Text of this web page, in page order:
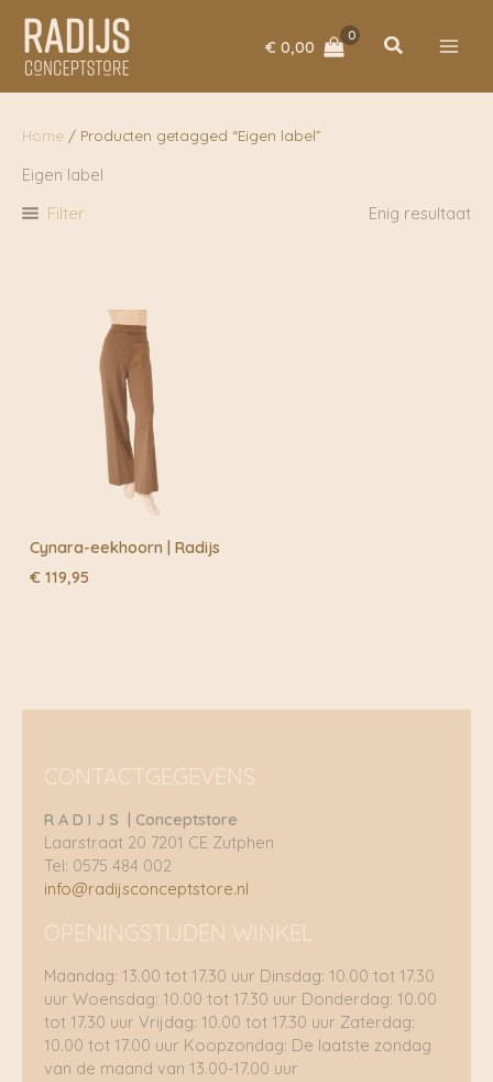
naar
inhoud
€ 0,00 Zoeken
Home / Producten getagged “Eigen label”
Eigen label
Filter Enig resultaat
Cynara-eekhoorn | Radijs
€ 119,95
CONTACTGEGEVENS
R A D I J S | Conceptstore
Laarstraat 20 7201 CE Zutphen
Tel: 0575 484 002
info@radijsconceptstore.nl
OPENINGSTIJDEN WINKEL
Maandag: 13.00 tot 17.30 uur Dinsdag: 10.00 tot 17.30
uur Woensdag: 10.00 tot 17.30 uur Donderdag: 10.00
tot 17.30 uur Vrijdag: 10.00 tot 17.30 uur Zaterdag:
10.00 tot 17.00 uur Koopzondag: De laatste zondag
van de maand van 13.00-17.00 uur